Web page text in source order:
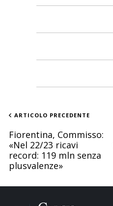
ARTICOLO PRECEDENTE
Fiorentina, Commisso:
«Nel 22/23 ricavi
record: 119 mln senza
plusvalenze»